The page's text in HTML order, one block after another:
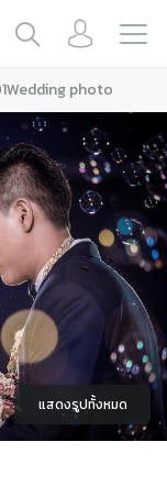
photo
แสดงรูปทั้งหมด